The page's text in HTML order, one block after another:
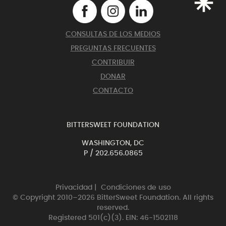
CONSULTAS DE LOS MEDIOS
PREGUNTAS FRECUENTES
CONTRIBUIR
DONAR
CONTACTO
BITTERSWEET FOUNDATION
WASHINGTON, DC
P / 202.656.0865
Privacidad
Condiciones de uso
© Copyright 2010–2026 BitterSweet Foundation. All rights
reserved.
Registered 501(c)(3). EIN: 46-1502118